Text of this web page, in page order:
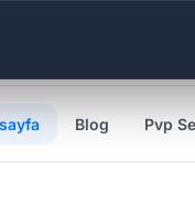
Blog Pvp